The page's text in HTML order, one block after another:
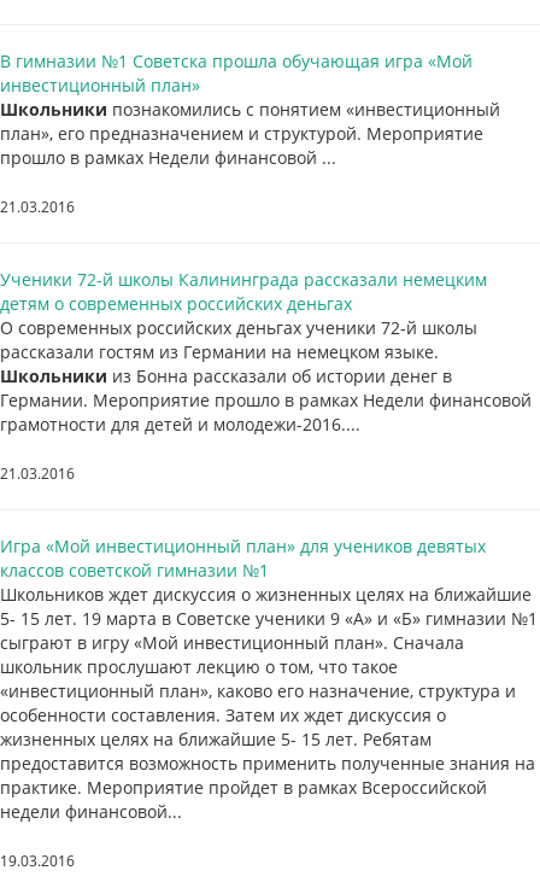
В гимназии №1 Советска прошла обучающая игра «Мой
инвестиционный план»
Школьники познакомились с понятием «инвестиционный
план», его предназначением и структурой. Мероприятие
прошло в рамках Недели финансовой ...
21.03.2016
Ученики 72-й школы Калининграда рассказали немецким
детям о современных российских деньгах
О современных российских деньгах ученики 72-й школы
рассказали гостям из Германии на немецком языке.
Школьники из Бонна рассказали об истории денег в
Германии. Мероприятие прошло в рамках Недели финансовой
грамотности для детей и молодежи-2016....
21.03.2016
Игра «Мой инвестиционный план» для учеников девятых
классов советской гимназии №1
Школьников ждет дискуссия о жизненных целях на ближайшие
5- 15 лет. 19 марта в Советске ученики 9 «А» и «Б» гимназии №1
сыграют в игру «Мой инвестиционный план». Сначала
школьник прослушают лекцию о том, что такое
«инвестиционный план», каково его назначение, структура и
особенности составления. Затем их ждет дискуссия о
жизненных целях на ближайшие 5- 15 лет. Ребятам
предоставится возможность применить полученные знания на
практике. Мероприятие пройдет в рамках Всероссийской
недели финансовой...
19.03.2016